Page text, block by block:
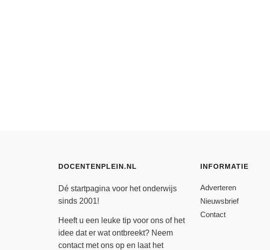
DOCENTENPLEIN.NL
Dé startpagina voor het onderwijs
sinds 2001!
Heeft u een leuke tip voor ons of het
idee dat er wat ontbreekt? Neem
contactmet ons op en laat het
INFORMATIE
Adverteren
Nieuwsbrief
Contact